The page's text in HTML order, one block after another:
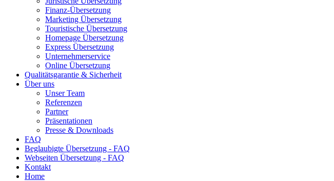
Finanz-Übersetzung
Marketing Übersetzung
Touristische Übersetzung
Homepage Übersetzung
Express Übersetzung
Unternehmerservice
Online Übersetzung
Qualitätsgarantie & Sicherheit
Über uns
Unser Team
Referenzen
Partner
Präsentationen
Presse & Downloads
FAQ
Beglaubigte Übersetzung - FAQ
Webseiten Übersetzung - FAQ
Kontakt
Home